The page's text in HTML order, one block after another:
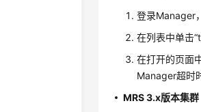
登录Manager
在列表中单击
在打开的页面
Manager超时
MRS 3.x版本集群